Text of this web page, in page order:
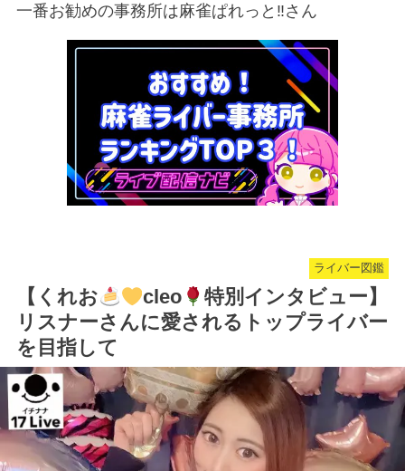
一番お勧めの事務所は麻雀ぱれっと‼︎さん
ライバー図鑑
【くれお cleo
特別インタビュー】
リスナーさんに愛されるトップライバー
を目指して